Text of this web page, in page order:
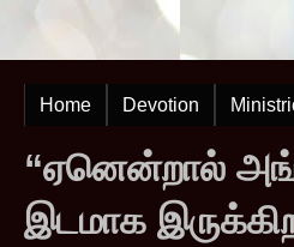
Home Devotion
“ஏனென்றால்
இடமாக